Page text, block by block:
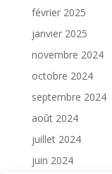
février 2025
janvier 2025
novembre 2024
octobre 2024
septembre 2024
août 2024
juillet 2024
juin 2024